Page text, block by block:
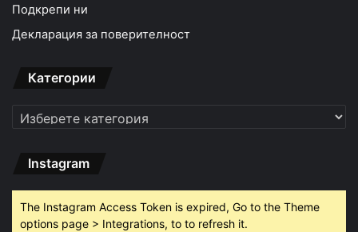
Подкрепи ни
Декларация за поверителност
Категории
Категории
Instagram
The Instagram Access Token is expired, Go to the Theme
options page > Integrations, to to refresh it.